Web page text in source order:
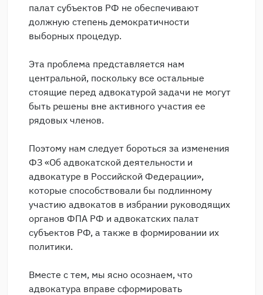
палат субъектов РФ не обеспечивают
должную степень демократичности
выборных процедур.
Эта проблема представляется нам
центральной, поскольку все остальные
стоящие перед адвокатурой задачи не могут
быть решены вне активного участия ее
рядовых членов.
Поэтому нам следует бороться за изменения
ФЗ «Об адвокатской деятельности и
адвокатуре в Российской Федерации»,
которые способствовали бы подлинному
участию адвокатов в избрании руководящих
органов ФПА РФ и адвокатских палат
субъектов РФ, а также в формировании их
политики.
Вместе с тем, мы ясно осознаем, что
адвокатура вправе сформировать